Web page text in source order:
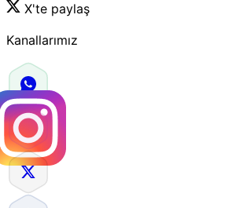
X'te paylaş
Kanallarımız